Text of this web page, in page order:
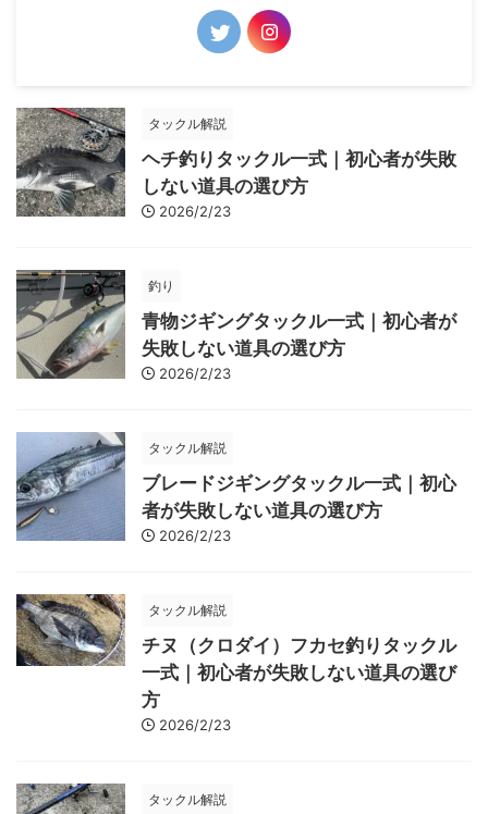
タックル解説
ヘチ釣りタックル一式｜初心者が失敗
しない道具の選び方
2026/2/23
釣り
青物ジギングタックル一式｜初心者が
失敗しない道具の選び方
2026/2/23
タックル解説
ブレードジギングタックル一式｜初心
者が失敗しない道具の選び方
2026/2/23
タックル解説
チヌ（クロダイ）フカセ釣りタックル
一式｜初心者が失敗しない道具の選び
方
2026/2/23
タックル解説